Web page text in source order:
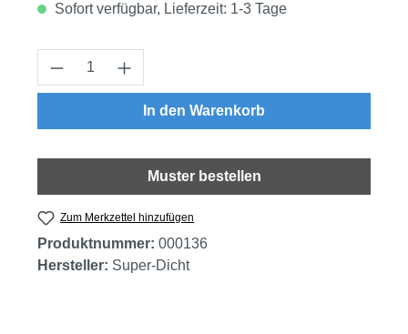
Sofort verfügbar, Lieferzeit: 1-3 Tage
Produkt Anzahl: Gib den gewünschten
In den Warenkorb
Muster bestellen
Zum Merkzettel hinzufügen
Produktnummer: 000136
Hersteller: Super-Dicht